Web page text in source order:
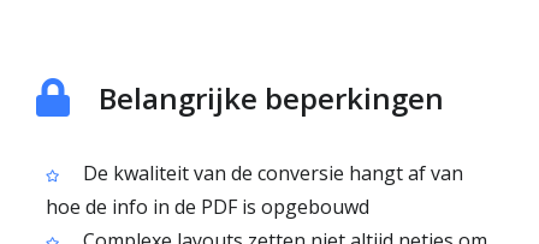
Belangrijke beperkingen
De kwaliteit van de conversie hangt af van
hoe de info in de PDF is opgebouwd